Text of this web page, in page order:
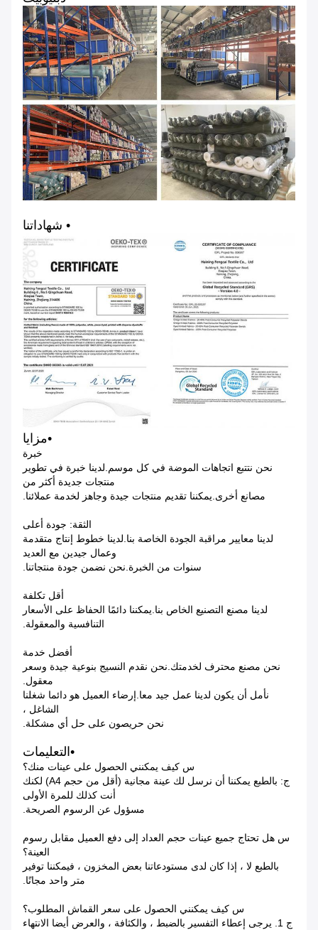
• شهاداتنا
•مزايا
خبرة
نحن نتتبع اتجاهات الموضة في كل موسم.لدينا خبرة في تطوير
منتجات جديدة أكثر من
مصانع أخرى.يمكننا تقديم منتجات جيدة وجاهز لخدمة عملائنا.
الثقة: جودة أعلى
لدينا معايير مراقبة الجودة الخاصة بنا.لدينا خطوط إنتاج متقدمة
وعمال جيدين مع العديد
سنوات من الخبرة.نحن نضمن جودة منتجاتنا.
أقل تكلفة
لدينا مصنع التصنيع الخاص بنا.يمكننا دائمًا الحفاظ على الأسعار
التنافسية والمعقولة.
أفضل خدمة
نحن مصنع محترف لخدمتك.نحن نقدم النسيج بنوعية جيدة وسعر
معقول.
نأمل أن يكون لدينا عمل جيد معا.إرضاء العميل هو دائما شغلنا
الشاغل ،
نحن حريصون على حل أي مشكلة.
•التعليمات
س كيف يمكنني الحصول على عينات منك؟
ج: بالطبع يمكننا أن نرسل لك عينة مجانية (أقل من حجم A4) لكنك
أنت كذلك للمرة الأولى
مسؤول عن الرسوم الصريحة.
س هل تحتاج جميع عينات حجم العداد إلى دفع العميل مقابل رسوم
العينة؟
بالطبع لا ، إذا كان لدى مستودعاتنا بعض المخزون ، فيمكننا توفير
متر واحد مجانًا.
س كيف يمكنني الحصول على سعر القماش المطلوب؟
ج 1. يرجى إعطاء التفسير بالضبط ، والكثافة ، والعرض أيضا الانتهاء